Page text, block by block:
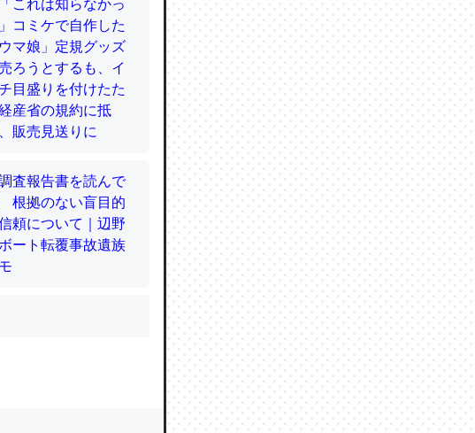
も置こうかと画策
中かが分かるのでこ
いそうだけど、それ